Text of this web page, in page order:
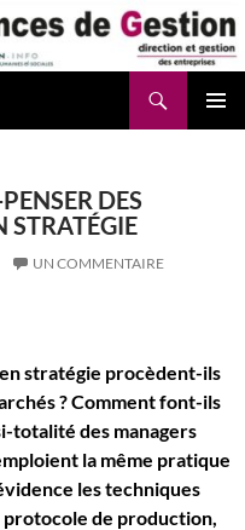
DES
STRATÉGIE
UN COMMENTAIRE
stratégie procèdent-ils
? Comment font-ils
totalité des managers
la même pratique
les techniques
de production,